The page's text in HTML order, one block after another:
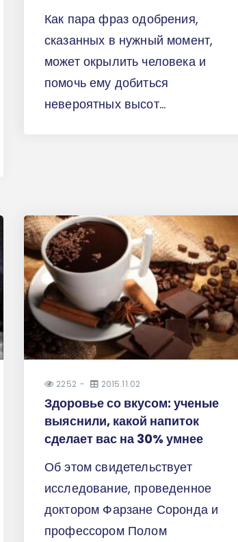
Как пара фраз одобрения,
сказанных в нужный момент,
может окрылить человека и
помочь ему добиться
невероятных высот...
2252 2015.11.02
Здоровье со вкусом: ученые
выяснили, какой напиток
сделает вас на 30% умнее
Об этом свидетельствует
исследование, проведенное
доктором Фарзане Соронда и
профессором Полом